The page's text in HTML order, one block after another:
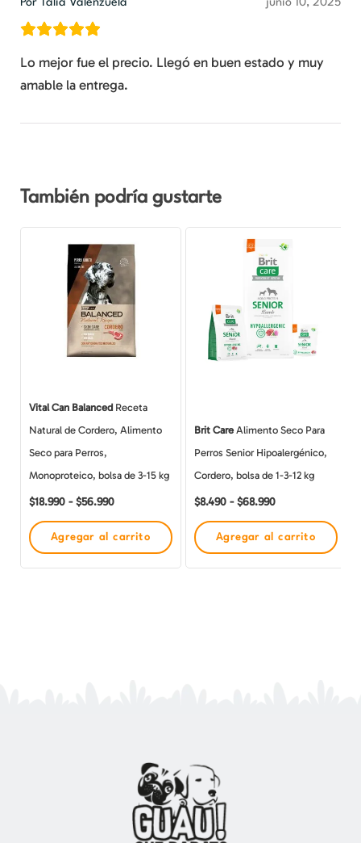
Por Talia Valenzuela junio 10, 2025
Lo mejor fue el precio. Llegó en buen estado y muy
amable la entrega.
También podría gustarte
Vital Can Balanced Receta
Natural de Cordero, Alimento
Seco para Perros,
Monoproteico, bolsa de 3-15 kg
$18.990 - $56.990
de
precios:
desde
$18.990
hasta
$56.990
Agregar al carrito
producto
tiene
múltiples
variantes.
Las
página
de
producto
Brit CareAlimento Seco Para
Perros Senior Hipoalergénico,
Cordero, bolsa de 1-3-12 kg
$8.490 - $68.990
de
precios:
desde
$8.490
hasta
$68.990
Agregar al carrito
producto
tiene
múltiples
variantes.
Las
página
de
producto